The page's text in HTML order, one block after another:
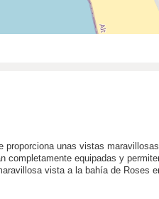
unas vistas
equipadas y
vista a la bahía de Roses